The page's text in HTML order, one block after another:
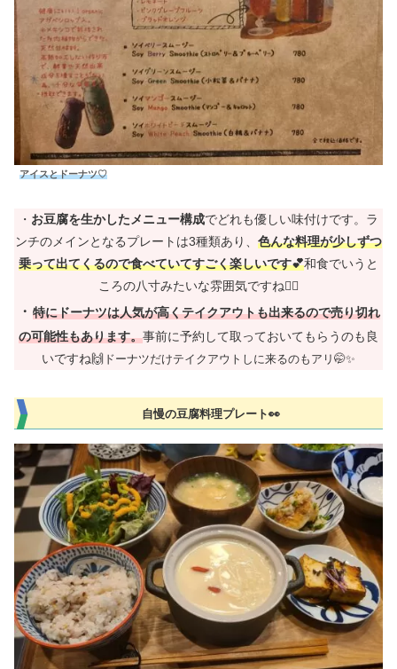
アイスとドーナツ♡
・ お豆腐を生かしたメニュー構成でどれも優しい味付けです。ラ
ンチのメインとなるプレートは3種類あり、 色んな料理が少しずつ
乗って出てくるので食べていてすごく楽しいです💕和食でいうと
ころの八寸みたいな雰囲気ですね🙋‍♀️
・ 特にドーナツは人気が高くテイクアウトも出来るので売り切れ
の可能性もあります。事前に予約して取っておいてもらうのも良
いですね🙌 ドーナツだけテイクアウトしに来るのもアリ🤭✨
自慢の豆腐料理プレート👀